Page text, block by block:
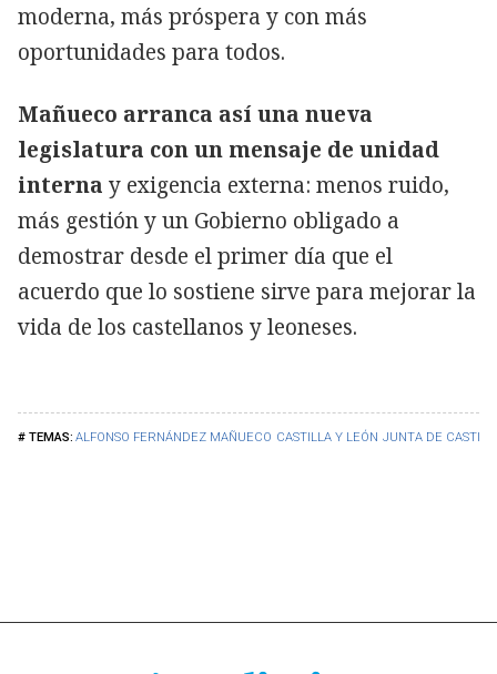
ALFONSO FERNÁNDEZ MAÑUECO CASTILLA Y LEÓN JUNTA DE
moderna, más próspera y con más
oportunidades para todos.
Mañueco arranca así una nueva
legislatura con un mensaje de unidad
interna y exigencia externa: menos ruido,
más gestión y un Gobierno obligado a
demostrar desde el primer día que el
acuerdo que lo sostiene sirve para mejorar la
vida de los castellanos y leoneses.